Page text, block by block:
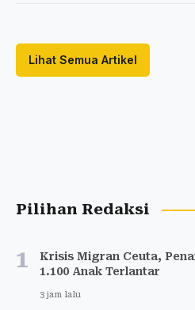
Lihat Semua Artikel
Pilihan Redaksi
1
Krisis Migran Ceuta,
1.100 Anak Terlantar
3 jam lalu